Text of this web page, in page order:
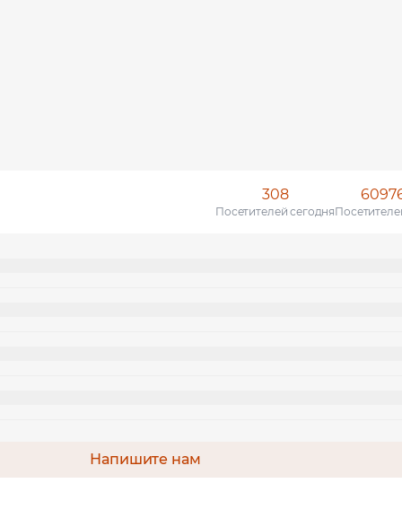
308
Посетителей сегодня
Напишите нам